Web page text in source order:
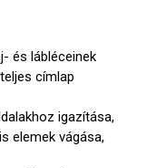
és lábléceinek
címlap
igazítása,
elemek vágása,